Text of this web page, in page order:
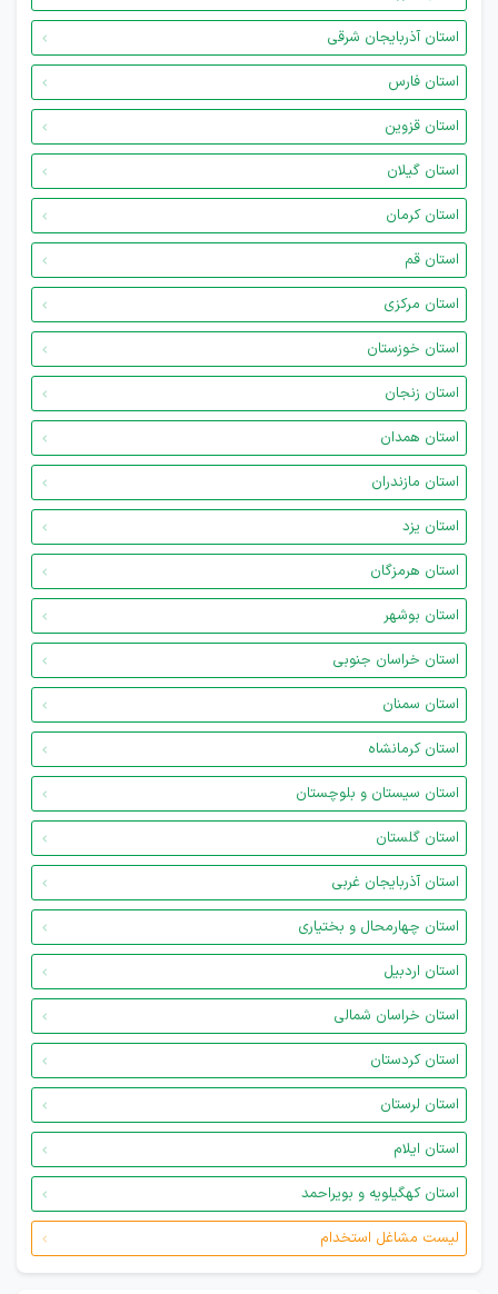
استان آذربایجان شرقی
استان فارس
استان قزوین
استان گیلان
استان کرمان
استان قم
استان مرکزی
استان خوزستان
استان زنجان
استان همدان
استان مازندران
استان یزد
استان هرمزگان
استان بوشهر
استان خراسان جنوبی
استان سمنان
استان کرمانشاه
استان سیستان و بلوچستان
استان گلستان
استان آذربایجان غربی
استان چهارمحال و بختیاری
استان اردبیل
استان خراسان شمالی
استان کردستان
استان لرستان
استان ایلام
استان کهگیلویه و بویراحمد
لیست مشاغل استخدام